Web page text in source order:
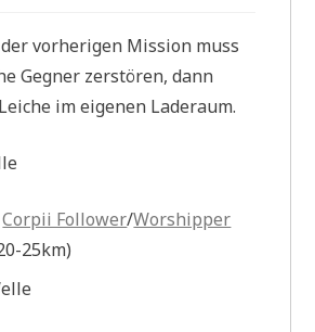
vorherigen Mission muss
Gegner zerstören, dann
im eigenen Laderaum.
Corpii Follower/Worshipper
25km)